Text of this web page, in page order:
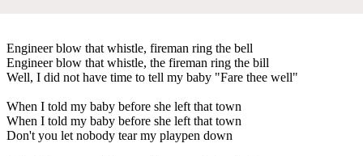
Engineer blow that whistle, fireman ring the bell
Engineer blow that whistle, the fireman ring the bill
Well, I did not have time to tell my baby "Fare thee well"
When I told my baby before she left that town
When I told my baby before she left that town
Don't you let nobody tear my playpen down